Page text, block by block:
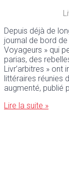
Depuis déjà de
journal de bord
Voyageurs » qui
parias, des
Livr’arbitres » ont
littéraires réunies
augmenté, publié
Lire la suite »